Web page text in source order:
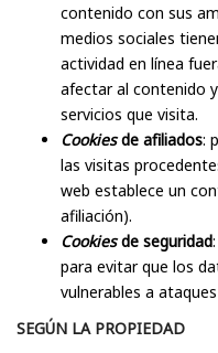
contenido con sus
medios sociales
actividad en línea
afectar al contenido
servicios que visita.
Cookiesde afiliados:
las visitas
web establece un
afiliación).
Cookiesde seguridad
para evitar que los
vulnerables a
SEGÚN LA PROPIEDAD